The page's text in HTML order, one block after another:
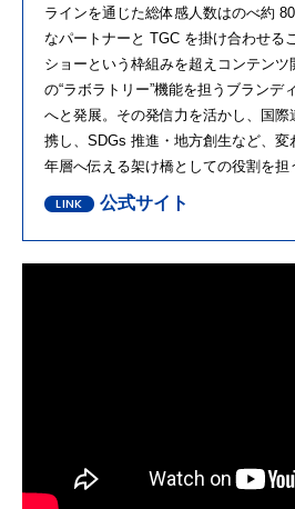
ラインを通じた総体感人数はのべ約
なパートナーと TGC を掛け合わせる
ショーという枠組みを超えコンテン
の“ラボラトリー”機能を担うブランデ
へと発展。その発信力を活かし、国際
携し、SDGs 推進・地方創生など、
年層へ伝える架け橋としての役割を担
公式サイト